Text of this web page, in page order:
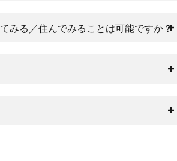
みる／住んでみることは可能ですか？